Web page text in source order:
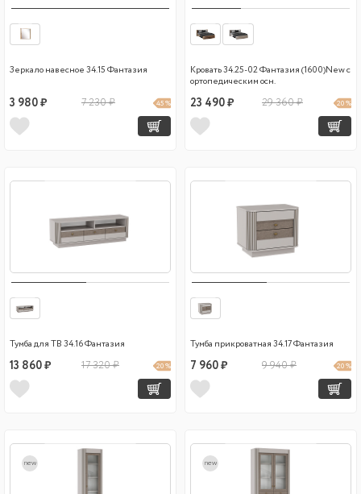
Зеркало навесное 34.15 Фантазия
3 980 ₽ 7 230 ₽ 45 %
Кровать 34.25-02 Фантазия (1600)New с
ортопедическим осн.
23 490 ₽ 29 360 ₽ 20 %
Тумба для ТВ 34.16 Фантазия
13 860 ₽ 17 320 ₽ 20 %
Тумба прикроватная 34.17 Фантазия
7 960 ₽ 9 940 ₽ 20 %
new new